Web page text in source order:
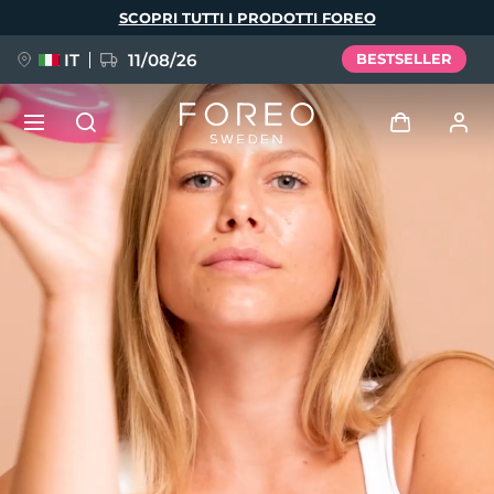
SCOPRI TUTTI I PRODOTTI FOREO
IT 11/08/26 BESTSELLER
Profilo utente
I miei dispositivi
I miei ordini
I miei indirizzi
I miei abbonamenti
FAQ™ Pure Beauty-Tech Elixir
BREAKING NEWS
issa™ Teeth Whitening Set
Lingua
English Deutsch
Español
Italiano
Português
Polski
Svenska
Русский
简体中文 繁體中文